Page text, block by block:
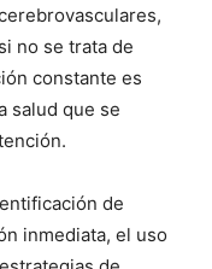
no se trata de
constante es
salud que se
de
inmediata, el uso